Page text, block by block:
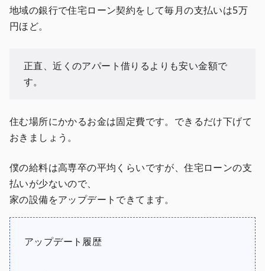
地域の銀行で住宅ローン契約をして毎月の支払いは5万
円ほど。
正直、近くのアパート借りるよりも安い金額で
す。
住む場所にかかるお金は固定費です。できるだけ下げて
おきましょう。
僕の給料は高専卒の平均くらいですが、住宅ローンの支
払いが少ないので、
家の設備をアップデートできてます。
アップデート履歴